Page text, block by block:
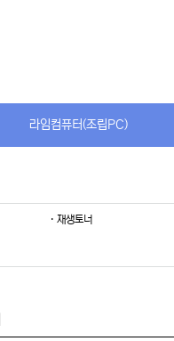
라임컴퓨터(조립PC)
· 재생토너